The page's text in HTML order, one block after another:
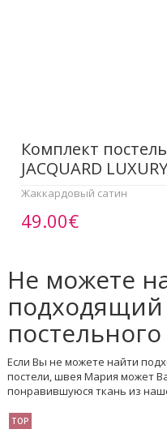
Комплект
JACQUARD
Жаккардовый сатин
49.00€
Не можете
подходящий
Если Вы не можете найти
постели, швея Мария может
понравившуюся ткань из
TOP